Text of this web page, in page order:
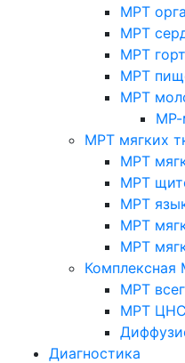
МРТ
МРТ
МРТ
МРТ
МРТ
МР-
МРТ мягких
МРТ
МРТ
МРТ
МРТ
МРТ
Комплексная
МРТ
МРТ ЦНС
Диагностика